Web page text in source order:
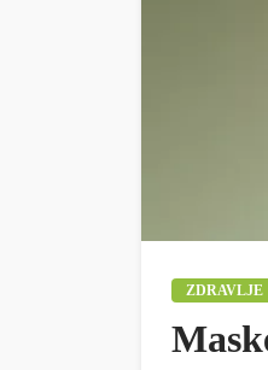
ZDRAVLJE